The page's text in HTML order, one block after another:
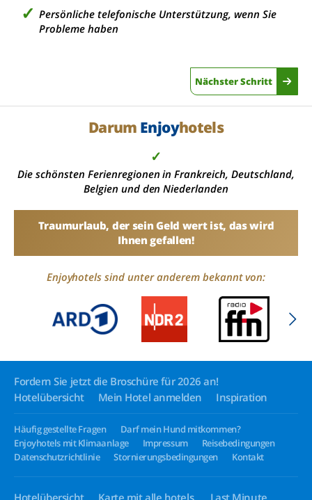
Persönliche telefonische Unterstützung, wenn Sie
Probleme haben
Nächster Schritt
Darum Enjoyhotels
✓
Die schönsten Ferienregionen in Frankreich, Deutschland,
Belgien und den Niederlanden
Traumurlaub, der sein Geld wert ist, das wird
Ihnen gefallen!
Enjoyhotels sind unter anderem bekannt von:
Fordern Sie jetzt die Broschüre für 2026 an!
Hotelübersicht
Mein Hotel anmelden Inspiration
Häufig gestellte Fragen
Darf mein Hund mitkommen?
Enjoyhotels mit Klimaanlage
Impressum
Reisebedingungen
Datenschutzrichtlinie
Stornierungsbedingungen Kontakt
Hotelübersicht Karte mit alle hotels.
Last Minute